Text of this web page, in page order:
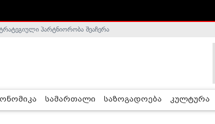
არალეგიტიმურია - ჰელსინკის კომისია
პარტნიორობა შეაჩერა
სამართალი საზოგადოება კულტურა